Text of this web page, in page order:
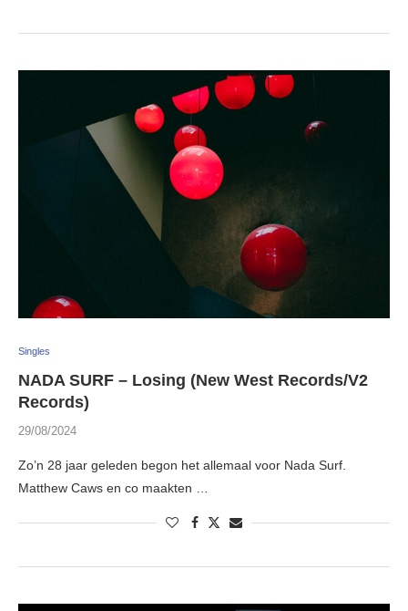
Singles
NADA SURF – Losing (New West Records/V2
Records)
29/08/2024
Zo’n 28 jaar geleden begon het allemaal voor Nada Surf.
Matthew Caws en co maakten …